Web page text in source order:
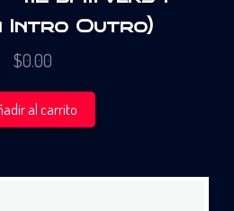
Intro Outro)
$0.00
al carrito